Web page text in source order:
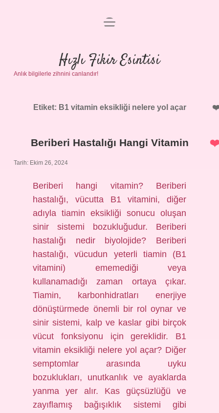
Anasayfa
Gizlilik Politikası
Yasal Uyarı
menüyü
Hızlı Fikir Esintisi
Anlık bilgilerle zihnini canlandır!
Etiket: B1 vitamin eksikliği nelere yol açar
Beriberi Hastalığı Hangi Vitamin
Tarih: Ekim 26, 2024
Beriberi hangi vitamin? Beriberi
hastalığı, vücutta B1 vitamini, diğer
adıyla tiamin eksikliği sonucu oluşan
sinir sistemi bozukluğudur. Beriberi
hastalığı nedir biyolojide? Beriberi
hastalığı, vücudun yeterli tiamin (B1
vitamini) ememediği veya
kullanamadığı zaman ortaya çıkar.
Tiamin, karbonhidratları enerjiye
dönüştürmede önemli bir rol oynar ve
sinir sistemi, kalp ve kaslar gibi birçok
vücut fonksiyonu için gereklidir. B1
vitamin eksikliği nelere yol açar? Diğer
semptomlar arasında uyku
bozuklukları, unutkanlık ve ayaklarda
yanma yer alır. Kas güçsüzlüğü ve
zayıflamış bağışıklık sistemi gibi